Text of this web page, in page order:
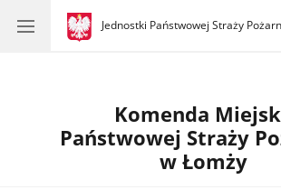
gov.pl
Jednostki Państwowej Straży
gov.pl
Jednostki
Komenda
Państwowej Straży
w Łomży